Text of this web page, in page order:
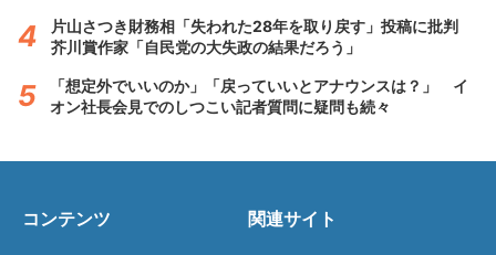
片山さつき財務相「失われた28年を取り戻す」投稿に批判
芥川賞作家「自民党の大失政の結果だろう」
「想定外でいいのか」「戻っていいとアナウンスは？」 イ
オン社長会見でのしつこい記者質問に疑問も続々
コンテンツ 関連サイト